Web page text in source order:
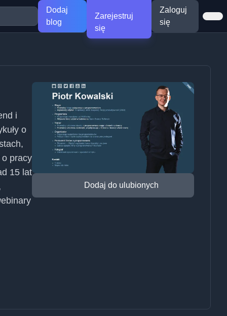
Dodaj
blog
Zarejestruj
się
Zaloguj
się
i
o
pracy
15 lat
Dodaj do ulubionych